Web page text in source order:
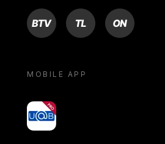
BTV TL ON
MOBILE APP
yoU@B